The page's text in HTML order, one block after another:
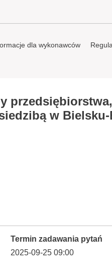
dla wykonawców
w Bielsku-
Termin zadawania pytań
2025-09-25 09:00